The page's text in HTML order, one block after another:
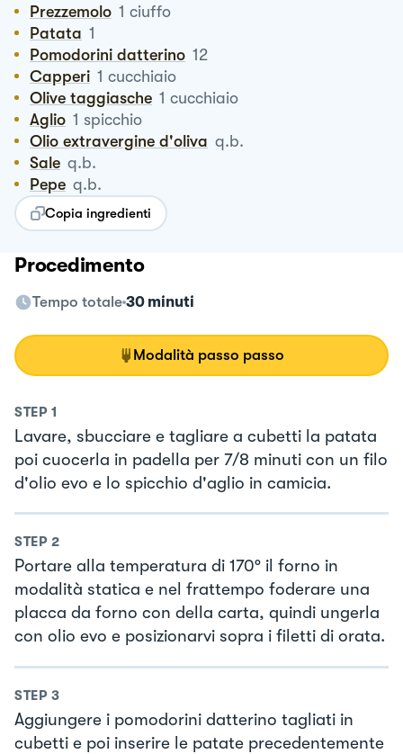
Prezzemolo 1 ciuffo
Patata 1
Pomodorini datterino 12
Capperi 1 cucchiaio
Olive taggiasche 1 cucchiaio
Aglio 1 spicchio
Olio extravergine d'oliva q.b.
Sale q.b.
Pepe q.b.
Copia ingredienti
Procedimento
Tempo totale 30 minuti
Modalità passo passo
STEP 1
Lavare, sbucciare e tagliare a cubetti la patata
poi cuocerla in padella per 7/8 minuti con un filo
d'olio evo e lo spicchio d'aglio in camicia.
STEP 2
Portare alla temperatura di 170° il forno in
modalità statica e nel frattempo foderare una
placca da forno con della carta, quindi ungerla
con olio evo e posizionarvi sopra i filetti di orata.
STEP 3
Aggiungere i pomodorini datterino tagliati in
cubetti e poi inserire le patate precedentemente